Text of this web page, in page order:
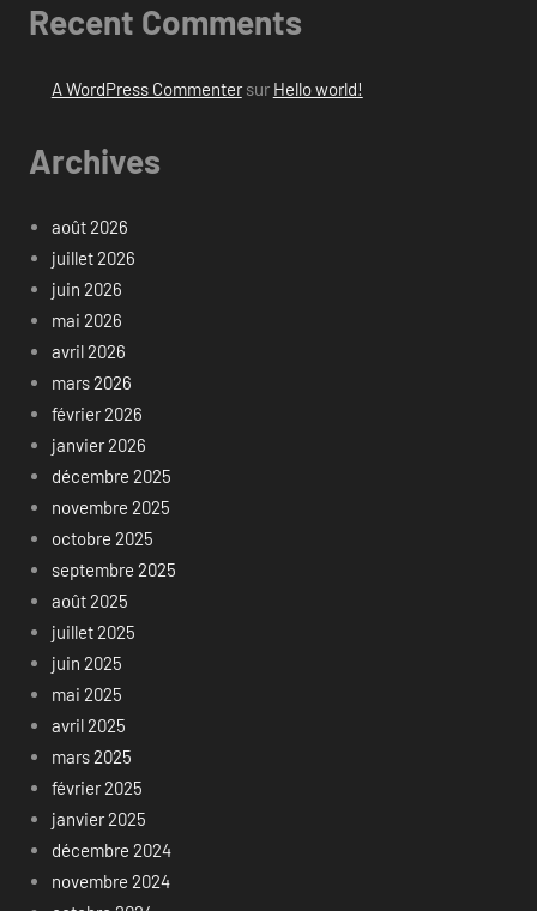
Recent Comments
A WordPress Commentersur Hello world!
Archives
août 2026
juillet 2026
juin 2026
mai 2026
avril 2026
mars 2026
février 2026
janvier 2026
décembre 2025
novembre 2025
octobre 2025
septembre 2025
août 2025
juillet 2025
juin 2025
mai 2025
avril 2025
mars 2025
février 2025
janvier 2025
décembre 2024
novembre 2024